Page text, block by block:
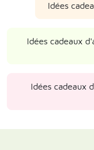
Idées
Idées cadeaux
Idées cadeaux